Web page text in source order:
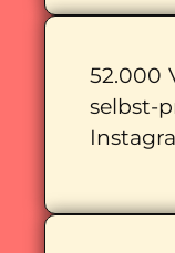
52.000
selbst-